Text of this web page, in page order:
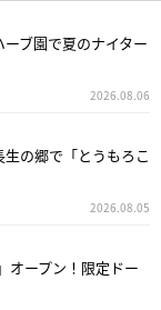
ブ園で夏のナイター
2026.08.06
の郷で「とうもろこ
2026.08.05
オープン！限定ドー